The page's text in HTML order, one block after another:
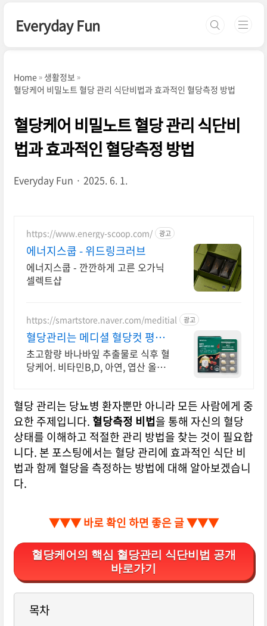
Everyday Fun
Home
생활정보
혈당케어 비밀노트 혈당 관리 식단비법과 효과적인 혈당측정 방법
혈당케어 비밀노트 혈당 관리 식단비
법과 효과적인 혈당측정 방법
Everyday Fun 2025. 6. 1.
https://www.energy-scoop.com/ 광고
에너지스쿱 - 위드링크러브
에너지스쿱 - 깐깐하게 고른 오가닉
셀렉트샵
https://smartstore.naver.com/meditial 광고
혈당관리는 메디셜 혈당컷 평점
4.8! 압도적 만족도
초고함량 바나바잎 추출물로 식후 혈
당케어. 비타민B,D, 아연, 엽산 올인
혈당 관리는 당뇨병 환자뿐만 아니라 모든 사람에게 중
요한 주제입니다. 혈당측정 비법을 통해 자신의 혈당
상태를 이해하고 적절한 관리 방법을 찾는 것이 필요합
니다. 본 포스팅에서는 혈당 관리에 효과적인 식단 비
법과 함께 혈당을 측정하는 방법에 대해 알아보겠습니
다.
▼▼▼ 바로 확인 하면 좋은 글 ▼▼▼
혈당케어의 핵심 혈당관리 식단비법 공개
바로가기
목차